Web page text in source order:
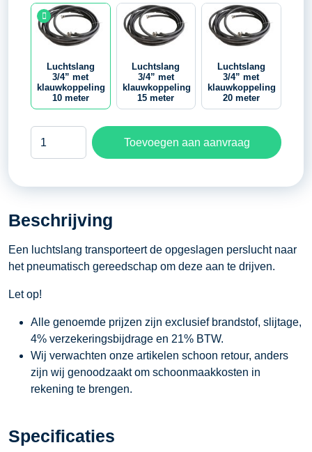
Luchtslang
3/4” met
klauwkoppeling
10 meter
Luchtslang
3/4” met
klauwkoppeling
15 meter
Luchtslang
3/4” met
klauwkoppeling
20 meter
klauwkoppeling
meter
Toevoegen aan aanvraag
Beschrijving
Een luchtslang transporteert de opgeslagen perslucht naar
het pneumatisch gereedschap om deze aan te drijven.
Let op!
Alle genoemde prijzen zijn exclusief brandstof, slijtage,
4% verzekeringsbijdrage en 21% BTW.
Wij verwachten onze artikelen schoon retour, anders
zijn wij genoodzaakt om schoonmaakkosten in
rekening te brengen.
Specificaties